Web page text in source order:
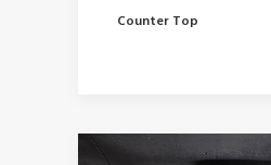
Counter Top